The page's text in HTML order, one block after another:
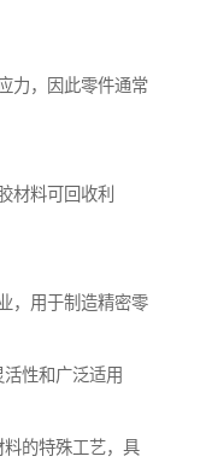
力，因此零件通常
材料可回收利
，用于制造精密零
性和广泛适用
的特殊工艺，具